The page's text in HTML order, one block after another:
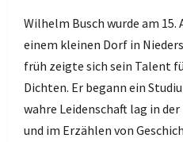
Wilhelm Busch wurde am 15.
einem kleinen Dorf in
früh zeigte sich sein Talent
Dichten. Er begann ein
wahre Leidenschaft lag in
und im Erzählen von